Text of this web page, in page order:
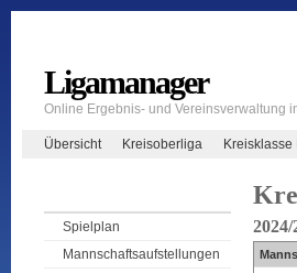
Ligamanager
Online Ergebnis- und Vereinsverwaltung
Übersicht Kreisoberliga Kreisklasse
Spielplan
Mannschaftsaufstellungen
2024/